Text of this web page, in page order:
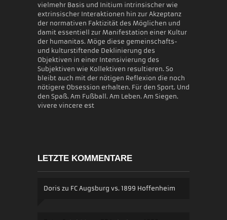
vielmehr Basis und Initium intrinsischer wie
extrinsischer Interaktionen hin zur Akzeptanz
der normativen Faktizität des Möglichen und
damit essentiell zur Manifestation einer Kultur
der humanitas. Möge diese gemeinschafts-
und kulturstiftende Deklinierung des
Objektiven in einer Intensivierung des
Subjektiven wie Kollektiven resultieren. So
bleibt auch mit der nötigen Reflexion die noch
nötigere Obsession erhalten. Für den Sport. Und
den Spaß. Am Fußball. Am Leben. Am Siegen.
vivere vincere est
LETZTE KOMMENTARE
Doris zu FC Augsburg vs. 1899 Hoffenheim